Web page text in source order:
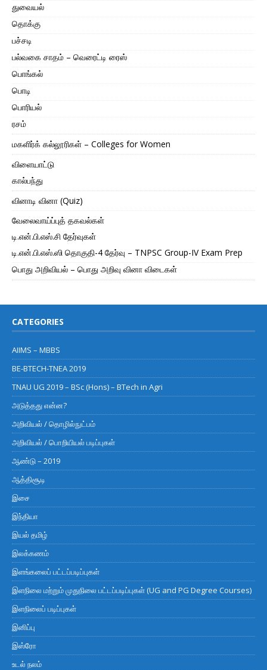
துவையல்
தொக்கு
பச்சடி
பல்வகை சாதம் – வெரைட்டி ரைஸ்
பொங்கல்
பொடி
பொரியல்
ரசம்
மகளிர்க் கல்லூரிகள் – Colleges for Women
விளையாட்டு
கால்பந்து
வினாடி வினா (Quiz)
வேலைவாய்ப்புத் தகவல்கள்
டி.என்.பி.எஸ்.சி தேர்வுகள்
டி.என்.பி.எஸ்.ஸி தொகுதி-4 தேர்வு – TNPSC Group-IV Exam Prep
பொது அறிவியல் – பொது அறிவு வினா விடைகள்
CATEGORIES
AIIMS – MBBS
BE-BTECH-TNEA 2019
TNAU UG 2019 – BSc (Hons) – BTech in Agri
அடுத்தது என்ன?
அறிவியல் / தொழில்நுட்பம்
அறிவியல் / பொறியியல் படிப்புகள்
ஆண்டு – 2019
ஆத்திசூடி
இசை
இந்தியா
இயல் தமிழ்
இலக்கணம்
இளங்கலைப் பட்டப்படிப்புகள்
இளநிலை மற்றும் முதுநிலை பட்டப்படிப்புகள் (UG and PG Degree Courses)
இளநிலைப் படிப்புகள்
இனிப்பு
இஸ்ரோ
உடல் நலம்